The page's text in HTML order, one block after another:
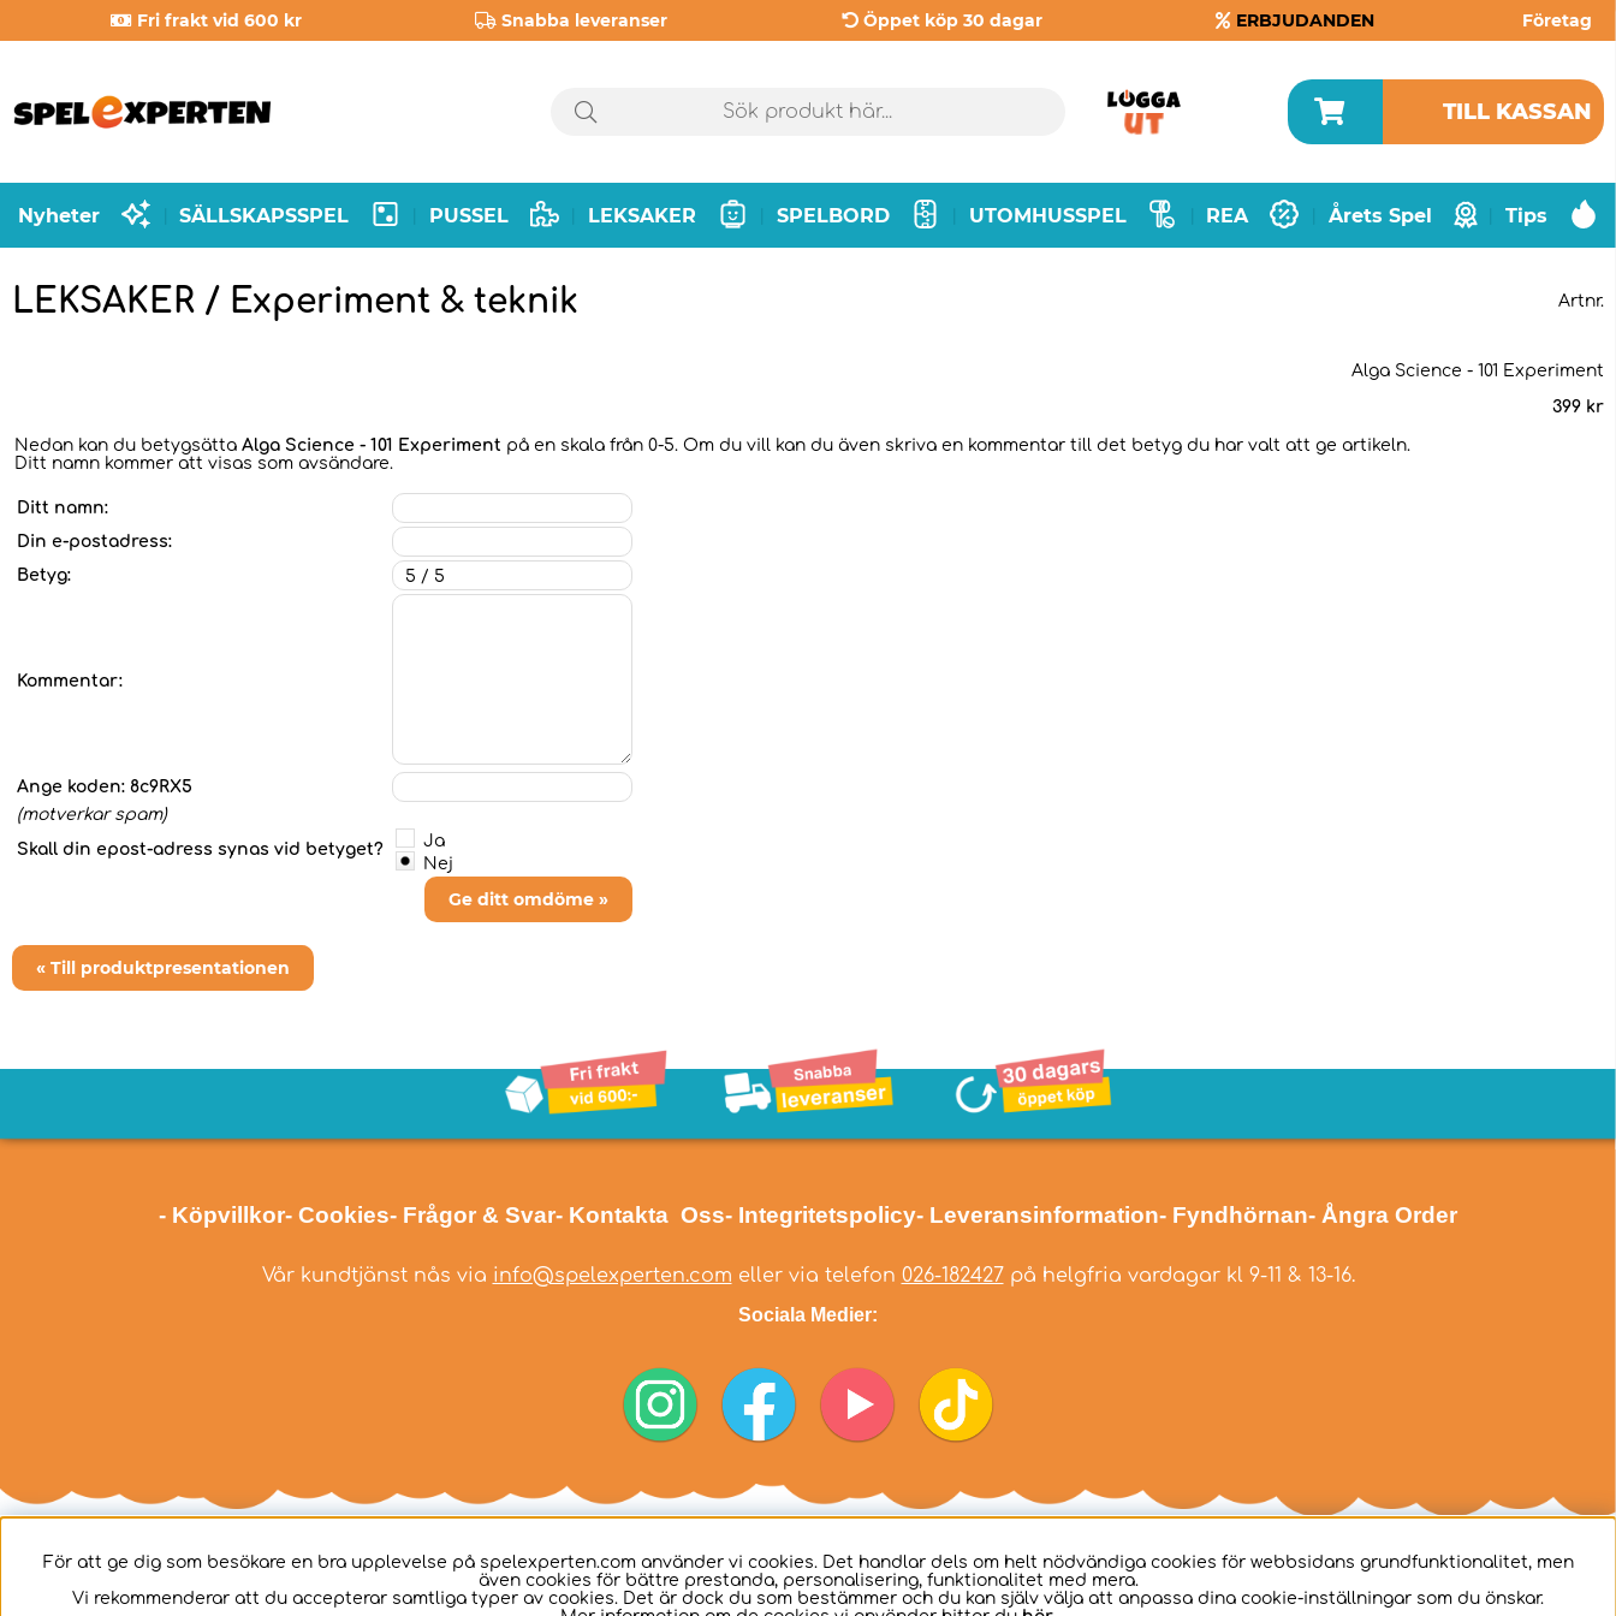
Fri frakt vid 600 kr Snabba leveranser Öppet köp 30 dagar ERBJUDANDEN Företag
TILL KASSAN
Nyheter SÄLLSKAPSSPEL PUSSEL LEKSAKER SPELBORD UTOMHUSSPEL REA Årets Spel Tips
LEKSAKER / Experiment & teknik Artnr.
Alga Science - 101 Experiment
399 kr
Nedan kan du betygsätta Alga Science - 101 Experiment på en skala från 0-5. Om du vill kan du även skriva en kommentar till det betyg du har valt att ge artikeln.
Ditt namn kommer att visas som avsändare.
Ditt namn:
Din e-postadress:
Betyg:
Kommentar:
Ange koden: 8c9RX5
(motverkar spam)
Skall din epost-adress synas vid betyget?
Ja
Nej
Ge ditt omdöme »
« Till produktpresentationen
- Köpvillkor- Cookies- Frågor & Svar- Kontakta Oss- Integritetspolicy- Leveransinformation- Fyndhörnan- Ångra Order
Vår kundtjänst nås via info@spelexperten.com eller via telefon 026-182427på helgfria vardagar kl 9-11 & 13-16.
Sociala Medier:
För att ge dig som besökare en bra upplevelse på spelexperten.com använder vi cookies. Det handlar dels om helt nödvändiga cookies för webbsidans grundfunktionalitet, men
även cookies för bättre prestanda, personalisering, funktionalitet med mera.
Vi rekommenderar att du accepterar samtliga typer av cookies. Det är dock du som bestämmer och du kan själv välja att anpassa dina cookie-inställningar som du önskar.